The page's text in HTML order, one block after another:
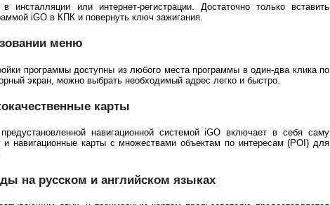
инсталляции или интернет-регистрации. Достаточно только вставить
iGO в КПК и повернуть ключ зажигания.
меню
программы доступны из любого места программы в один-два клика по
экран, можно выбрать необходимый адрес легко и быстро.
карты
навигационной системой iGO включает в себя саму
и навигационные карты с множествами объектам по интересам (POI) для
на русском и английском языках